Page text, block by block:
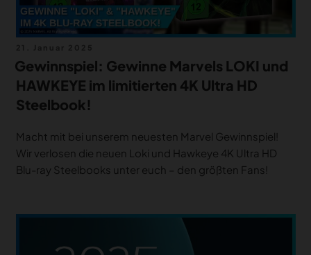
am
Gewinnspiel: Gewinne Marvels LOKI und
HAWKEYE im limitierten 4K Ultra HD
Steelbook!
Macht mit bei unserem neuesten Marvel Gewinnspiel!
Wir verlosen die neuen Loki und Hawkeye 4K Ultra HD
Blu-ray Steelbooks unter euch – den größten Fans!